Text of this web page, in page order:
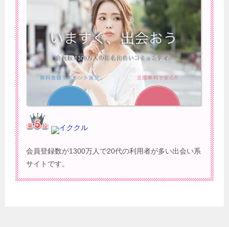
イククル
会員登録数が1300万人で20代の利用者が多い出会い系
サイトです。